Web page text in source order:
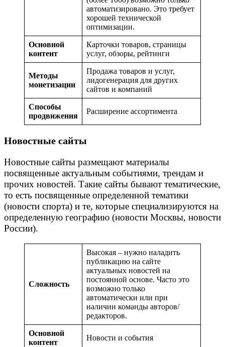
автоматизировано. Это требует
хорошей технической
оптимизации.
Основной
контент
Карточки товаров, страницы
услуг, обзоры, рейтинги
Методы
монетизации
Продажа товаров и услуг,
лидогенерация для других
сайтов и компаний
Способы
продвижения
Расширение ассортимента
Новостные сайты
Новостные сайты размещают материалы
посвященные актуальным событиями, трендам и
прочих новостей. Такие сайты бывают тематические,
то есть посвященные определенной тематики
(новости спорта) и те, которые специализируются на
определенную географию (новости Москвы, новости
России).
Сложность
Высокая – нужно наладить
публикацию на сайте
актуальных новостей на
постоянной основе. Часто это
возможно только
автоматически или при
наличии команды авторов/
редакторов.
Основной
контент
Новости и события